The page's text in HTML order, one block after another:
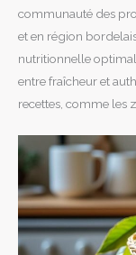
communauté des
et en région
nutritionnelle
entre fraîcheur et
recettes, comme les